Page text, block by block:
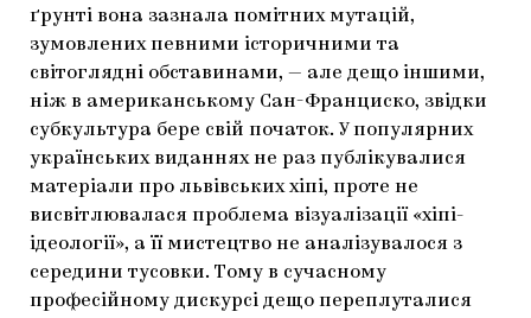
ґрунті вона зазнала помітних мутацій,
зумовлених певними історичними та
світоглядні обставинами, — але дещо іншими,
ніж в американському Сан-Франциско, звідки
субкультура бере свій початок. У популярних
українських виданнях не раз публікувалися
матеріали про львівських хіпі, проте не
висвітлювалася проблема візуалізації «хіпі-
ідеології», а її мистецтво не аналізувалося з
середини тусовки. Тому в сучасному
професійному дискурсі дещо переплуталися